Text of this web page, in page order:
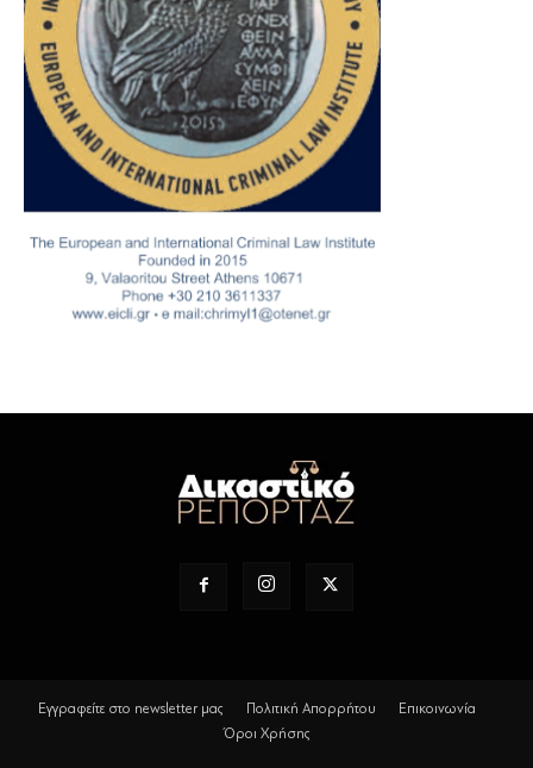
Εγγραφείτε στο newsletter μας Πολιτική Απορρήτου
Επικοινωνία
Όροι Χρήσης